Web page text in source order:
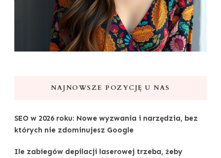
NAJNOWSZE POZYCJĘ U NAS
SEO w 2026 roku: Nowe wyzwania i narzędzia, bez
których nie zdominujesz Google
Ile zabiegów depilacji laserowej trzeba, żeby